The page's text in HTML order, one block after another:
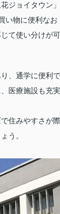
ジョイタウン」
い物に便利なお
て使い分けが可
、通学に便利で
医療施設も充実
住みやすさが際
う。